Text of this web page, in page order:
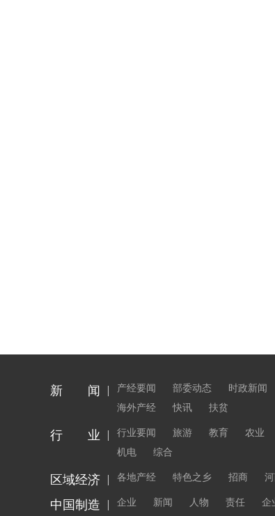
新 闻 产经要闻 部委动态 时政新闻
海外产经
快讯 扶贫
行 业 行业要闻 旅游 教育 农业
机电
综合
区域经济 各地产经 特色之乡 招商
中国制造 企业 新闻 人物 责任 企